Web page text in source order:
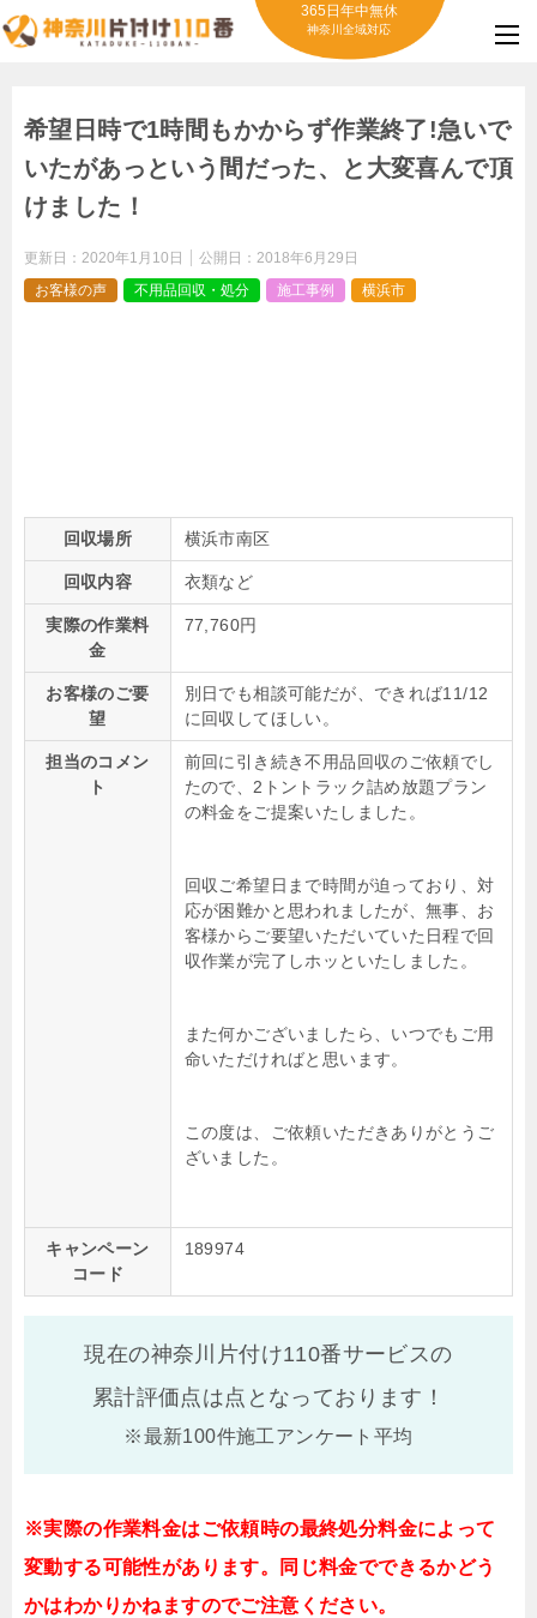
365日年中無休
神奈川全域対応
希望日時で1時間もかからず作業終了!急いで
いたがあっという間だった、と大変喜んで頂
けました！
更新日： 2020年1月10日 公開日： 2018年6月29日
お客様の声
不用品回収・処分 施工事例 横浜市
回収場所 横浜市南区
回収内容 衣類など
実際の作業料
金
77,760円
お客様のご要
望
別日でも相談可能だが、できれば11/12
に回収してほしい。
担当のコメン
ト
前回に引き続き不用品回収のご依頼でし
たので、2トントラック詰め放題プラン
の料金をご提案いたしました。
回収ご希望日まで時間が迫っており、対
応が困難かと思われましたが、無事、お
客様からご要望いただいていた日程で回
収作業が完了しホッといたしました。
また何かございましたら、いつでもご用
命いただければと思います。
この度は、ご依頼いただきありがとうご
ざいました。
キャンペーン
コード
189974
現在の神奈川片付け110番サービスの
累計評価点は点となっております！
※最新100件施工アンケート平均
※実際の作業料金はご依頼時の最終処分料金によって
変動する可能性があります。同じ料金でできるかどう
かはわかりかねますのでご注意ください。